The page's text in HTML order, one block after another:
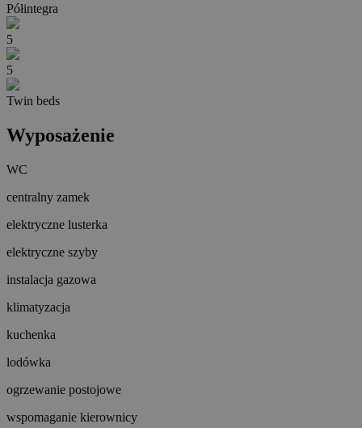
Półintegra
5
5
Twin beds
Wyposażenie
WC
centralny zamek
elektryczne lusterka
elektryczne szyby
instalacja gazowa
klimatyzacja
kuchenka
lodówka
ogrzewanie postojowe
wspomaganie kierownicy